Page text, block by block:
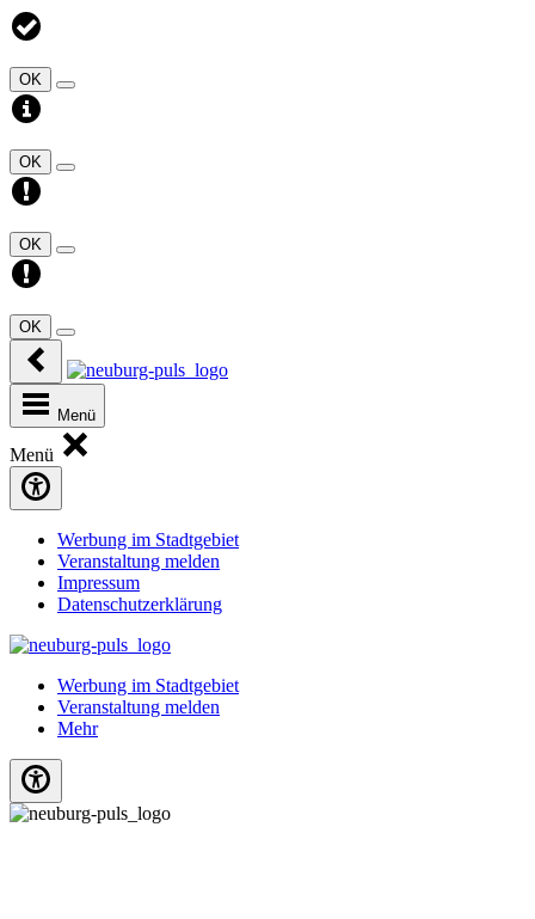
OK
OK
OK
OK
Menü
Menü
Werbung im Stadtgebiet
Veranstaltung melden
Impressum
Datenschutzerklärung
Werbung im Stadtgebiet
Veranstaltung melden
Mehr